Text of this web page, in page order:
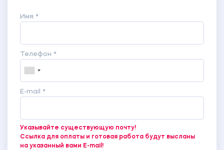
Имя *
Телефон *
E-mail *
Указывайте существующую почту!
Ссылка для оплаты и готовая работа будут высланы
на указанный вами E-mail!